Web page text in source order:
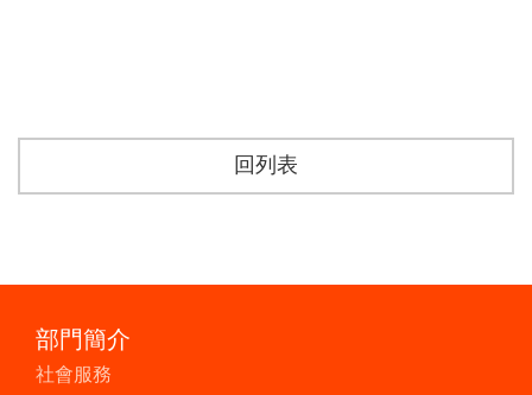
回列表
部門簡介
社會服務